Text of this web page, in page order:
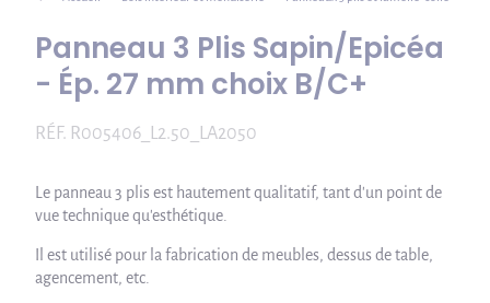
Panneau 3 Plis Sapin/Epicéa
- Ép. 27 mm choix B/C+
RÉF. R005406_L2.50_LA2050
Le panneau 3 plis est hautement qualitatif, tant d'un point de
vue technique qu'esthétique.
Il est utilisé pour la fabrication de meubles, dessus de table,
agencement, etc.